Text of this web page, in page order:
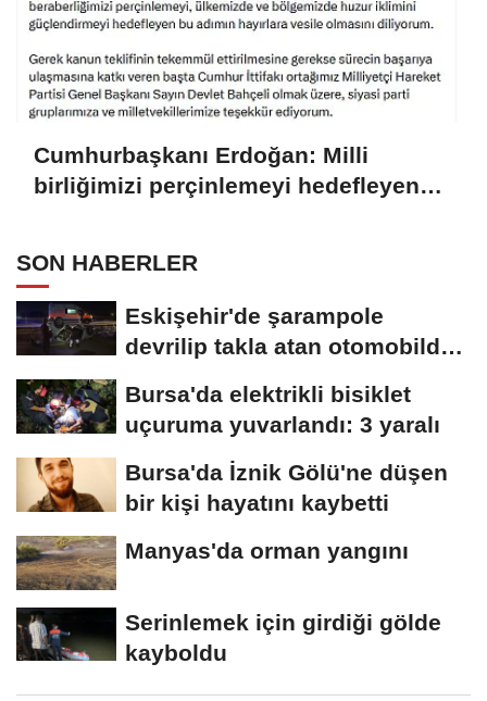
Cumhurbaşkanı Erdoğan: Milli
birliğimizi perçinlemeyi hedefleyen
SON HABERLER
Eskişehir'de şarampole
devrilip takla atan otomobilde
Bursa'da elektrikli bisiklet
uçuruma yuvarlandı: 3 yaralı
Bursa'da İznik Gölü'ne düşen
bir kişi hayatını kaybetti
Manyas'da orman yangını
Serinlemek için girdiği gölde
kayboldu